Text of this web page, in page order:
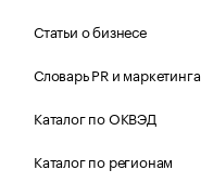
Статьи о бизнесе
Словарь PR и маркетинга
Каталог по ОКВЭД
Каталог по регионам